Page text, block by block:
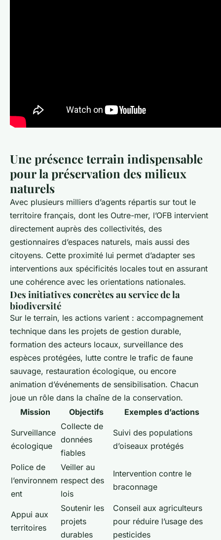
Une présence terrain indispensable
pour la préservation des milieux
naturels
Avec plusieurs milliers d’agents répartis sur tout le
territoire français, dont les Outre-mer, l’OFB intervient
directement auprès des collectivités, des
gestionnaires d’espaces naturels, mais aussi des
citoyens. Cette proximité lui permet d’adapter ses
interventions aux spécificités locales tout en assurant
une cohérence avec les orientations nationales.
Des initiatives concrètes au service de la
biodiversité
Sur le terrain, les actions varient : accompagnement
technique dans les projets de gestion durable,
formation des acteurs locaux, surveillance des
espèces protégées, lutte contre le trafic de faune
sauvage, restauration écologique, ou encore
animation d’événements de sensibilisation. Chacun
joue un rôle dans la chaîne de la conservation.
Mission
Objectifs Exemples d’actions
Surveillance
écologique
Collecte de
données
fiables
Suivi des populations
d’oiseaux protégés
Police de
l’environnem
ent
Veiller au
respect des
lois
Intervention contre le
braconnage
Appui aux
territoires
Soutenir les
projets
durables
Conseil aux agriculteurs
pour réduire l’usage des
pesticides